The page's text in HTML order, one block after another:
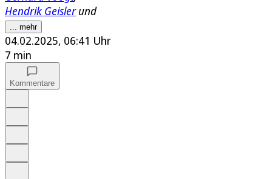
Hendrik Geislerund
... mehr
04.02.2025, 06:41 Uhr
7 min
Kommentare